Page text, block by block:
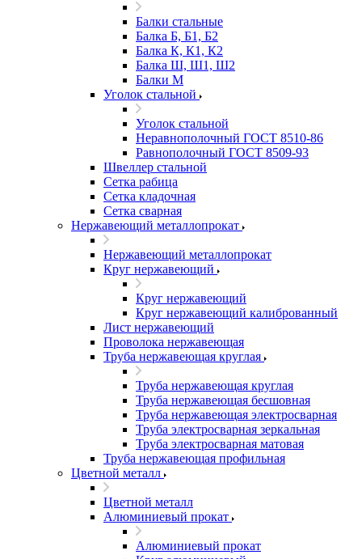
Балки стальные
Балка Б, Б1, Б2
Балка К, К1, К2
Балка Ш, Ш1, Ш2
Балки М
Уголок стальной
Уголок стальной
Неравнополочный ГОСТ 8510-86
Равнополочный ГОСТ 8509-93
Швеллер стальной
Сетка рабица
Сетка кладочная
Сетка сварная
Нержавеющий металлопрокат
Нержавеющий металлопрокат
Круг нержавеющий
Круг нержавеющий
Круг нержавеющий калиброванный
Лист нержавеющий
Проволока нержавеющая
Труба нержавеющая круглая
Труба нержавеющая круглая
Труба нержавеющая бесшовная
Труба нержавеющая электросварная
Труба электросварная зеркальная
Труба электросварная матовая
Труба нержавеющая профильная
Цветной металл
Цветной металл
Алюминиевый прокат
Алюминиевый прокат